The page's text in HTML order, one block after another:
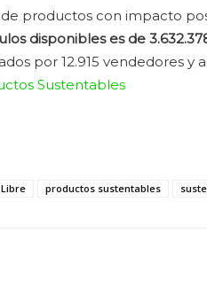
productos con impacto
disponibles es de
por 12.915 vendedores y
Sustentables
productos sustentables